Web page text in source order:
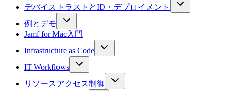
デバイストラストとID・デプロイメント
例とデモ
Jamf for Mac入門
Infrastructure as Code
IT Workflows
リソースアクセス制御